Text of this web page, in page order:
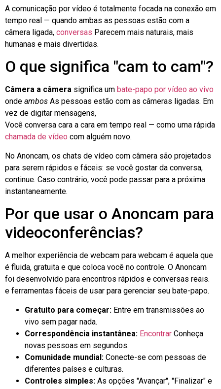
A comunicação por vídeo é totalmente focada na conexão em
tempo real — quando ambas as pessoas estão com a
câmera ligada, conversas Parecem mais naturais, mais
humanas e mais divertidas.
O que significa "cam to cam"?
Câmera a câmera significa um bate-papo por vídeo ao vivo
onde ambos As pessoas estão com as câmeras ligadas. Em
vez de digitar mensagens,
Você conversa cara a cara em tempo real — como uma rápida
chamada de vídeo com alguém novo.
No Anoncam, os chats de vídeo com câmera são projetados
para serem rápidos e fáceis: se você gostar da conversa,
continue. Caso contrário, você pode passar para a próxima
instantaneamente.
Por que usar o Anoncam para
videoconferências?
A melhor experiência de webcam para webcam é aquela que
é fluida, gratuita e que coloca você no controle. O Anoncam
foi desenvolvido para encontros rápidos e conversas reais.
e ferramentas fáceis de usar para gerenciar seu bate-papo.
Gratuito para começar: Entre em transmissões ao
vivo sem pagar nada.
Correspondência instantânea: Encontrar Conheça
novas pessoas em segundos.
Comunidade mundial: Conecte-se com pessoas de
diferentes países e culturas.
Controles simples: As opções "Avançar", "Finalizar" e